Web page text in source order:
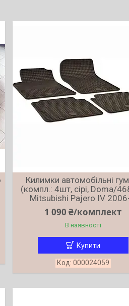
Килимки автомобільні
(компл.: 4шт, сірі, Doma/
Mitsubishi Pajero IV 2006-
1 090 ₴/комплект
В наявності
Купити
000024059